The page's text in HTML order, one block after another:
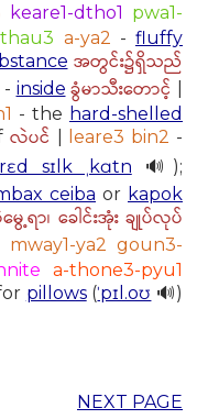
keare1-dtho1 pwa1-
a-ya2 -fluffy
အတွင်း၌ရှိသည်
- inside ခွံမာသီးတောင့်
- the hard-shelled
လဲပင် leare3 bin2 -
sɪlk ˌkɑtn 🔊);
ceiba or kapok
ေ့ရာ၊ ခေါင်းအုံး ချုပ်လုပ်
mway1-ya2 goun3-
a-thone3-pyu1
pillows(ˈpɪl.oʊ 🔊)
NEXT PAGE